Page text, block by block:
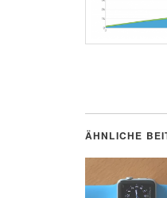
ÄHNLICHE